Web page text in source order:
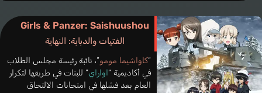
Girls & Panzer: Saishuushou
الفتيات والدبابة: النهاية
“كاواشيما مومو”، نائبة رئيسة مجلس الطلاب
في أكاديمية “اواراي” للبنات في طريقها لتكرار
العام بعد فشلها في امتحانات الالتحاق